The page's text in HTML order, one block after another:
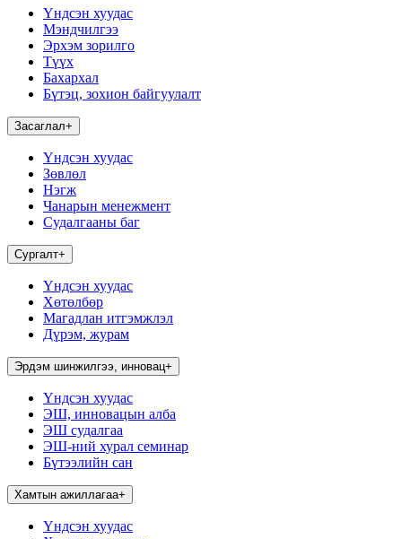
Үндсэн хуудас
Мэндчилгээ
Эрхэм зорилго
Түүх
Бахархал
Бүтэц, зохион байгуулалт
Засаглал+
Үндсэн хуудас
Зөвлөл
Нэгж
Чанарын менежмент
Судалгааны баг
Сургалт+
Үндсэн хуудас
Хөтөлбөр
Магадлан итгэмжлэл
Дүрэм, журам
Эрдэм шинжилгээ, инновац+
Үндсэн хуудас
ЭШ, инновацын алба
ЭШ судалгаа
ЭШ-ний хурал семинар
Бүтээлийн сан
Хамтын ажиллагаа+
Үндсэн хуудас